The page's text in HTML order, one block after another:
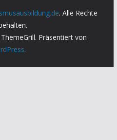
. Alle Rechte
Präsentiert von
.